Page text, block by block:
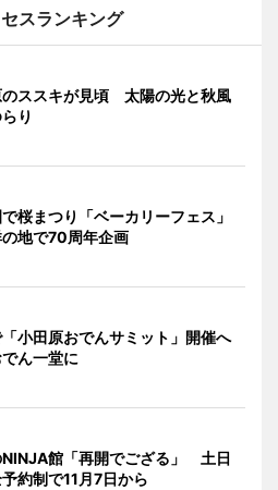
スランキング
のススキが見頃 太陽の光と秋風
り
桜まつり「ベーカリーフェス」
地で70周年企画
小田原おでんサミット」開催へ
ん一堂に
NINJA館「再開でござる」 土日
約制で11月7日から